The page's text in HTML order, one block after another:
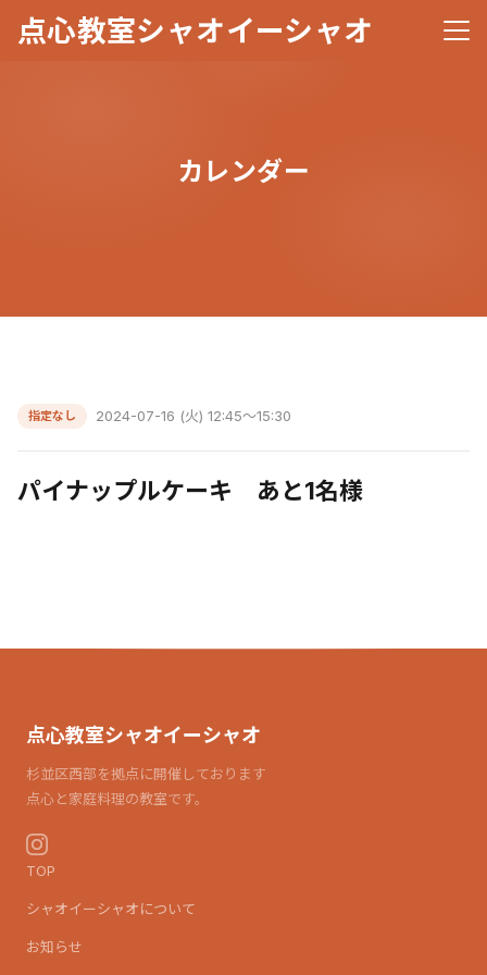
点心教室シャオイーシャオ メニ
カレンダー
指定なし 2024-07-16 (火) 12:45～15:30
パイナップルケーキ あと1名様
点心教室シャオイーシャオ
杉並区西部を拠点に開催しております
点心と家庭料理の教室です。
TOP
シャオイーシャオについて
お知らせ